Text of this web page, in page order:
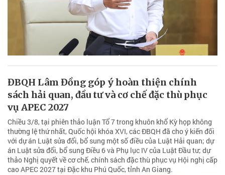
ĐBQH Lâm Đồng góp ý hoàn thiện chính
sách hải quan, đầu tư và cơ chế đặc thù phục
vụ APEC 2027
Chiều 3/8, tại phiên thảo luận Tổ 7 trong khuôn khổ Kỳ họp không
thường lệ thứ nhất, Quốc hội khóa XVI, các ĐBQH đã cho ý kiến đối
với dự án Luật sửa đổi, bổ sung một số điều của Luật Hải quan; dự
án Luật sửa đổi, bổ sung Điều 6 và Phụ lục IV của Luật Đầu tư; dự
thảo Nghị quyết về cơ chế, chính sách đặc thù phục vụ Hội nghị cấp
cao APEC 2027 tại Đặc khu Phú Quốc, tỉnh An Giang.